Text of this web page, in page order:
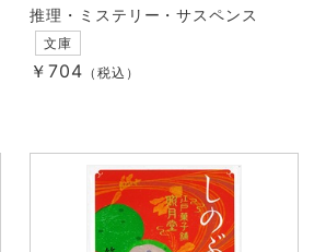
推理・ミステリー・サスペンス
文庫
￥704 （税込）